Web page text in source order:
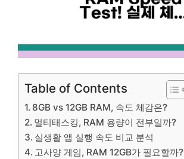
Table of Contents
8GB vs 12GB RAM, 속도 체감은?
멀티태스킹, RAM 용량이 전부일까?
실생활 앱 실행 속도 비교 분석
고사양 게임, RAM 12GB가 필요할까?